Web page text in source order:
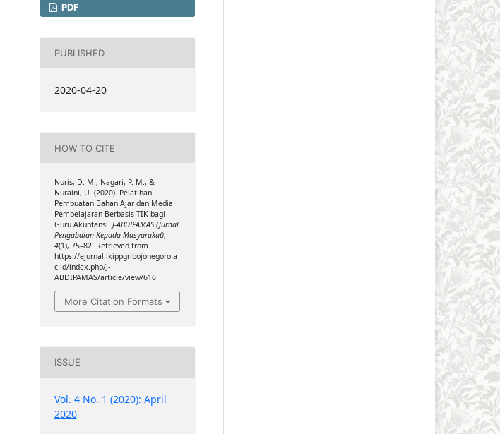
PDF
PUBLISHED
2020-04-20
HOW TO CITE
Nuris, D. M., Nagari, P. M., &
Nuraini, U. (2020). Pelatihan
Pembuatan Bahan Ajar dan Media
Pembelajaran Berbasis TIK bagi
Guru Akuntansi. J-ABDIPAMAS (Jurnal
Pengabdian Kepada Masyarakat),
4(1), 75–82. Retrieved from
https://ejurnal.ikippgribojonegoro.a
c.id/index.php/J-
ABDIPAMAS/article/view/616
More Citation Formats
ISSUE
Vol. 4 No. 1 (2020): April
2020